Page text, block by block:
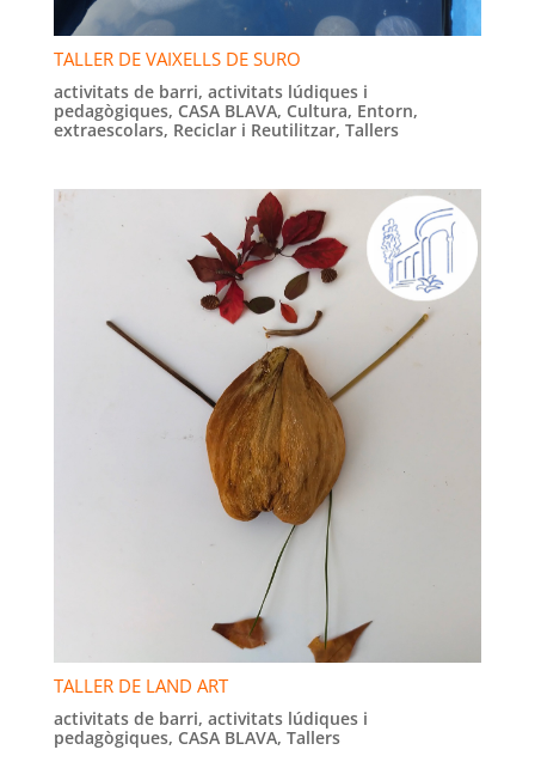
TALLER DE VAIXELLS DE SURO
activitats de barri, activitats lúdiques i
pedagògiques, CASA BLAVA, Cultura, Entorn,
extraescolars, Reciclar i Reutilitzar, Tallers
TALLER DE LAND ART
activitats de barri, activitats lúdiques i
pedagògiques, CASA BLAVA, Tallers